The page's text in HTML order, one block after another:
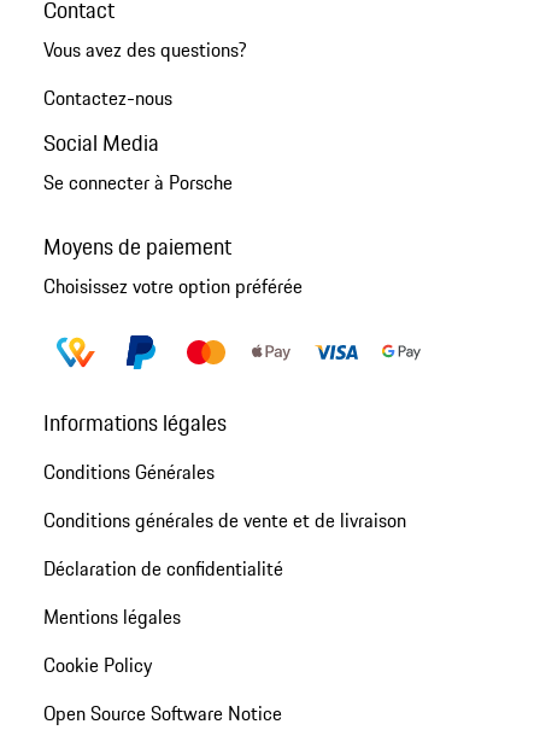
Contact
Vous avez des questions?
Contactez-nous
Social Media
Se connecter à Porsche
Moyens de paiement
Choisissez votre option préférée
Informations légales
Conditions Générales
Conditions générales de vente et de livraison
Déclaration de confidentialité
Mentions légales
Cookie Policy
Open Source Software Notice